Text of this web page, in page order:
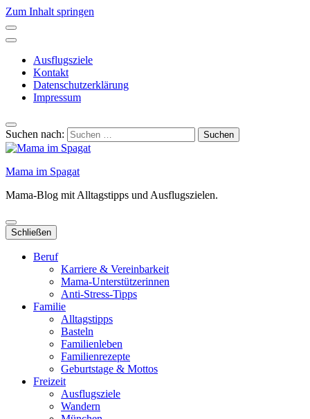
Zum Inhalt springen
Ausflugsziele
Kontakt
Datenschutzerklärung
Impressum
Suchen nach:
Mama im Spagat
Mama-Blog mit Alltagstipps und Ausflugszielen.
Schließen
Beruf
Karriere & Vereinbarkeit
Mama-Unterstützerinnen
Anti-Stress-Tipps
Familie
Alltagstipps
Basteln
Familienleben
Familienrezepte
Geburtstage & Mottos
Freizeit
Ausflugsziele
Wandern